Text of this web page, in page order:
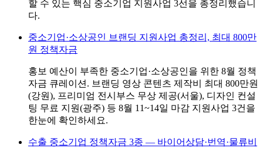
할 수 있는 핵심 중소기업 지원사업 3선을 총정리했습니
다.
중소기업·소상공인 브랜딩 지원사업 총정리, 최대 800만
원 정책자금
홍보 예산이 부족한 중소기업·소상공인을 위한 8월 정책
자금 큐레이션. 브랜딩 영상 콘텐츠 제작비 최대 800만원
(강원), 프리미엄 전시부스 무상 제공(서울), 디자인 컨설
팅 무료 지원(광주) 등 8월 11~14일 마감 지원사업 3건을
한눈에 확인하세요.
수출 중소기업 정책자금 3종 — 바이어상담·번역·물류비